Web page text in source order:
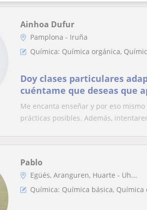
Ainhoa Dufur
Pamplona - Iruña
Química: Química orgánica,
Doy clases particulares
cuéntame que deseas que
Me encanta enseñar y por eso
prácticas posibles. Además,
Pablo
Egüés, Aranguren, Huarte - Uh...
Química: Química básica, Química